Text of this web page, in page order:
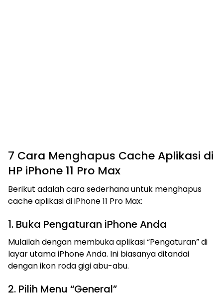
7 Cara Menghapus Cache Aplikasi di
HP iPhone 11 Pro Max
Berikut adalah cara sederhana untuk menghapus
cache aplikasi di iPhone 11 Pro Max:
1. Buka Pengaturan iPhone Anda
Mulailah dengan membuka aplikasi “Pengaturan” di
layar utama iPhone Anda. Ini biasanya ditandai
dengan ikon roda gigi abu-abu.
2. Pilih Menu “General”